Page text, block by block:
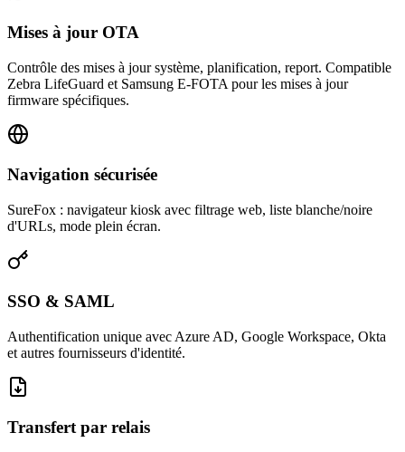
Mises à jour OTA
Contrôle des mises à jour système, planification, report. Compatible
Zebra LifeGuard et Samsung E-FOTA pour les mises à jour
firmware spécifiques.
Navigation sécurisée
SureFox : navigateur kiosk avec filtrage web, liste blanche/noire
d'URLs, mode plein écran.
SSO & SAML
Authentification unique avec Azure AD, Google Workspace, Okta
et autres fournisseurs d'identité.
Transfert par relais